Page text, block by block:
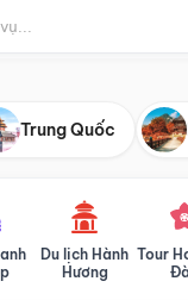
Trung Quốc
Du lịch Hành
Hương
Tour